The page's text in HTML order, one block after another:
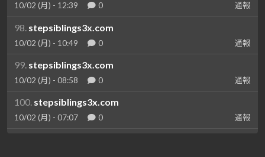
10/02 (月) - 12:39 0 通報
98. stepsiblings3x.com
10/02 (月) - 10:49 0 通報
99. stepsiblings3x.com
10/02 (月) - 08:58 0 通報
100. stepsiblings3x.com
10/02 (月) - 07:07 0 通報